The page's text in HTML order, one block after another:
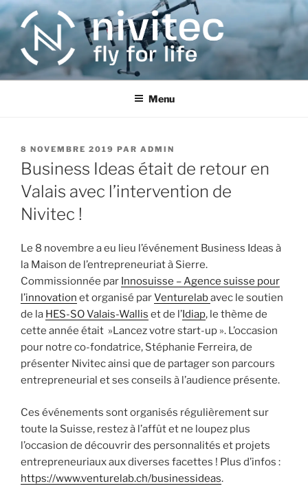
Aller
au
contenu
principal
Menu
PUBLIÉ
LE
8 NOVEMBRE 2019 PAR ADMIN
Business Ideas était de retour en
Valais avec l’intervention de
Nivitec !
Le 8 novembre a eu lieu l’événement Business Ideas à
la Maison de l’entrepreneuriat à Sierre.
Commissionnée par Innosuisse – Agence suisse pour
l’innovation et organisé parVenturelabavec le soutien
de la HES-SO Valais-Wallis et de l’Idiap, le thème de
cette année était »Lancez votre start-up ». L’occasion
pour notre co-fondatrice, Stéphanie Ferreira, de
présenter Nivitec ainsi que de partager son parcours
entrepreneurial et ses conseils à l’audience présente.
Ces événements sont organisés régulièrement sur
toute la Suisse, restez à l’affût et ne loupez plus
l’occasion de découvrir des personnalités et projets
entrepreneuriaux aux diverses facettes ! Plus d’infos :
https://www.venturelab.ch/businessideas.